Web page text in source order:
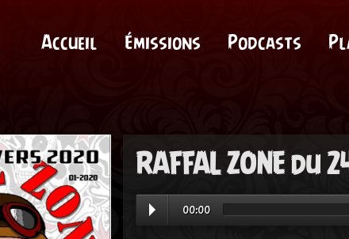
Accueil Émissions Podcasts
RAFFAL ZONE du
00:00